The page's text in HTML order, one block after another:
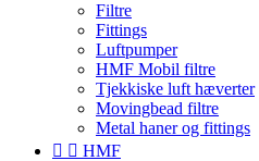
Filtre
Fittings
Luftpumper
HMF Mobil filtre
Tjekkiske luft hæverter
Movingbead filtre
Metal haner og fittings
  HMF